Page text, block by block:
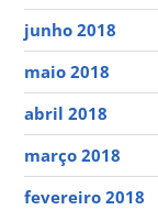
junho 2018
maio 2018
abril 2018
março 2018
fevereiro 2018